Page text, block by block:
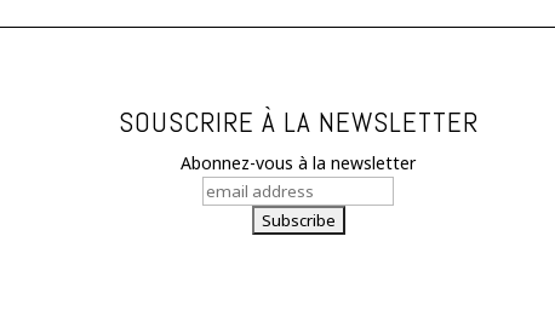
SOUSCRIRE À LA NEWSLETTER
Abonnez-vous à la newsletter